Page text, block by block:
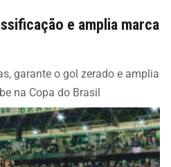
e amplia marca
garante o gol zerado e amplia
na Copa do Brasil